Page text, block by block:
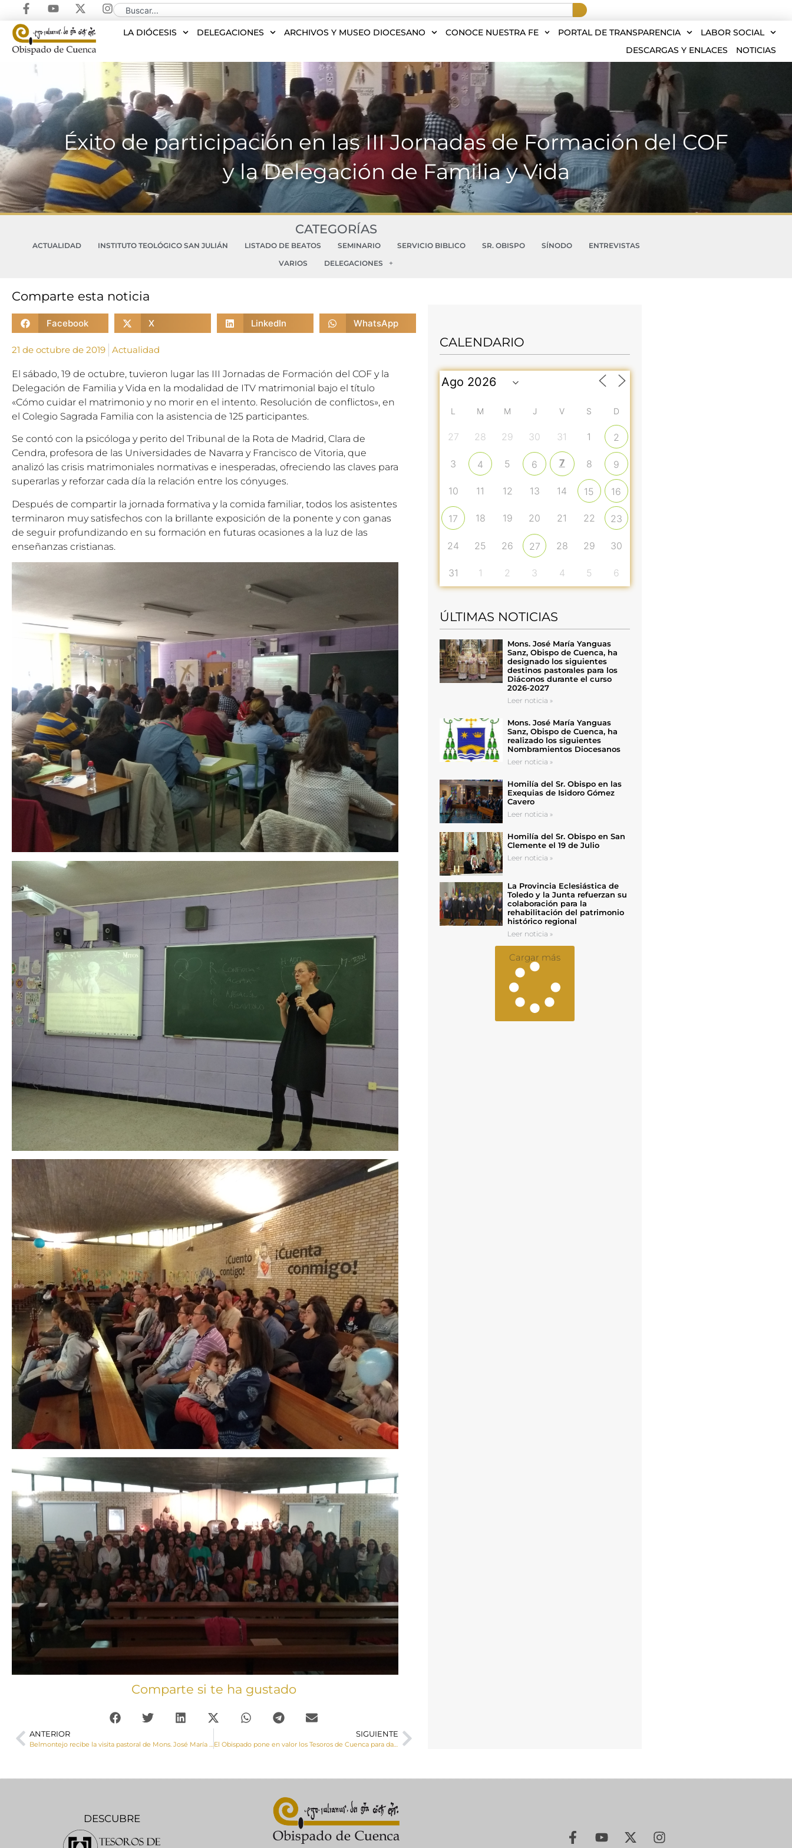
LA DIÓCESIS DELEGACIONES ARCHIVOS Y MUSEO DIOCESANO CONOCE NUESTRA FE PORTAL DE TRANSPARENCIA
LABOR SOCIAL
DESCARGAS Y ENLACES
NOTICIAS
Éxito de participación en las III Jornadas de Formación del COF
y la Delegación de Familia y Vida
CATEGORÍAS
ACTUALIDAD INSTITUTO TEOLÓGICO SAN JULIÁN LISTADO DE BEATOS SEMINARIO SERVICIO BIBLICO SR. OBISPO SÍNODO
ENTREVISTAS
VARIOS
DELEGACIONES
Comparte esta noticia
Facebook X LinkedIn WhatsApp
21 de octubre de 2019 Actualidad
El sábado, 19 de octubre, tuvieron lugar las III Jornadas de Formación del COF y la
Delegación de Familia y Vida en la modalidad de ITV matrimonial bajo el título
«Cómo cuidar el matrimonio y no morir en el intento. Resolución de conflictos», en
el Colegio Sagrada Familia con la asistencia de 125 participantes.
Se contó con la psicóloga y perito del Tribunal de la Rota de Madrid, Clara de
Cendra, profesora de las Universidades de Navarra y Francisco de Vitoria, que
analizó las crisis matrimoniales normativas e inesperadas, ofreciendo las claves para
superarlas y reforzar cada día la relación entre los cónyuges.
Después de compartir la jornada formativa y la comida familiar, todos los asistentes
terminaron muy satisfechos con la brillante exposición de la ponente y con ganas
de seguir profundizando en su formación en futuras ocasiones a la luz de las
enseñanzas cristianas.
Comparte si te ha gustado
ANTERIOR
Belmontejo recibe la visita pastoral de Mons. José María Yanguas
SIGUIENTE
El Obispado pone en valor los Tesoros de Cuenca para dar a conocer la riqueza patrimonial, cultural y natural de la provincia y contribuir así a frenar la despoblación
CALENDARIO
L M M J V S D
27 28 29 30 31 1 2
3 4 5 6 7 8 9
10 11 12 13 14 15 16
17 18 19 20 21 22 23
24 25 26 27 28 29 30
31 1 2 3 4 5 6
ÚLTIMAS NOTICIAS
Mons. José María Yanguas
Sanz, Obispo de Cuenca, ha
designado los siguientes
destinos pastorales para los
Diáconos durante el curso
2026-2027
Leer noticia »
Mons. José María Yanguas
Sanz, Obispo de Cuenca, ha
realizado los siguientes
Nombramientos Diocesanos
Leer noticia »
Homilía del Sr. Obispo en las
Exequias de Isidoro Gómez
Cavero
Leer noticia »
Homilía del Sr. Obispo en San
Clemente el 19 de Julio
Leer noticia »
La Provincia Eclesiástica de
Toledo y la Junta refuerzan su
colaboración para la
rehabilitación del patrimonio
histórico regional
Leer noticia »
Cargar más
DESCUBRE